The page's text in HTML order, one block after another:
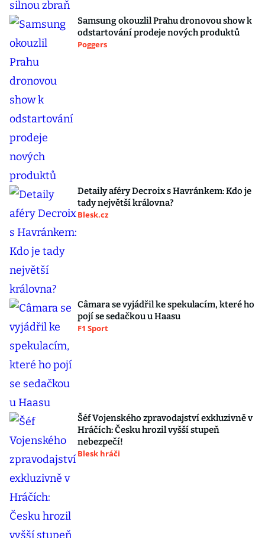
Samsung okouzlil Prahu dronovou show k
odstartování prodeje nových produktů
Poggers
Detaily aféry Decroix s Havránkem: Kdo je
tady největší královna?
Blesk.cz
Câmara se vyjádřil ke spekulacím, které ho
pojí se sedačkou u Haasu
F1 Sport
Šéf Vojenského zpravodajství exkluzivně v
Hráčích: Česku hrozil vyšší stupeň
nebezpečí!
Blesk hráči